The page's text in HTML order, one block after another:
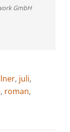
GmbH
, juli,
, roman,